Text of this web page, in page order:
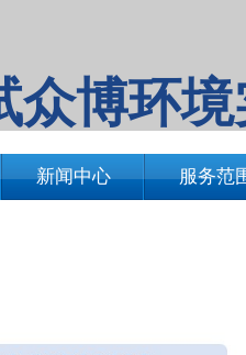
众博环
新闻中心 服务范